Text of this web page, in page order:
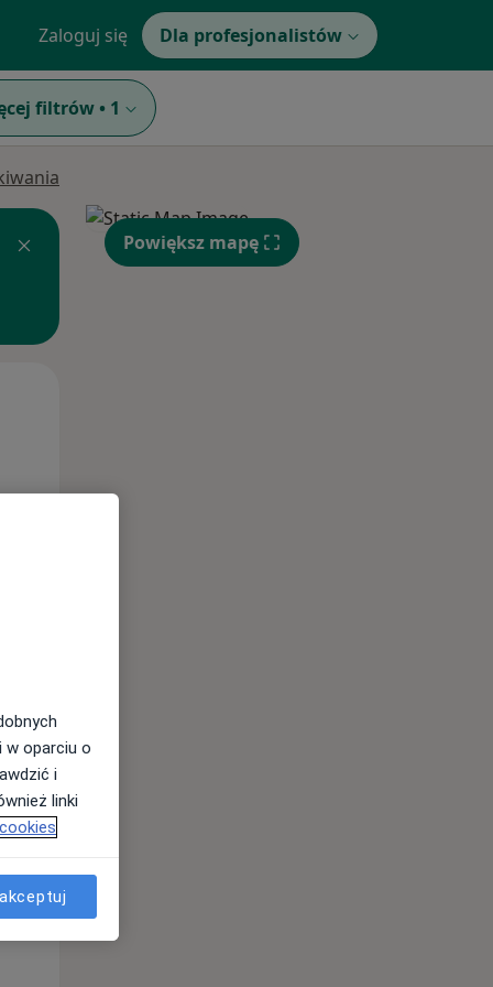
Zaloguj się Dla profesjonalistów
filtrów • 1
Wt,
11 Sie
Powiększ mapę
w oparciu o
i
linki